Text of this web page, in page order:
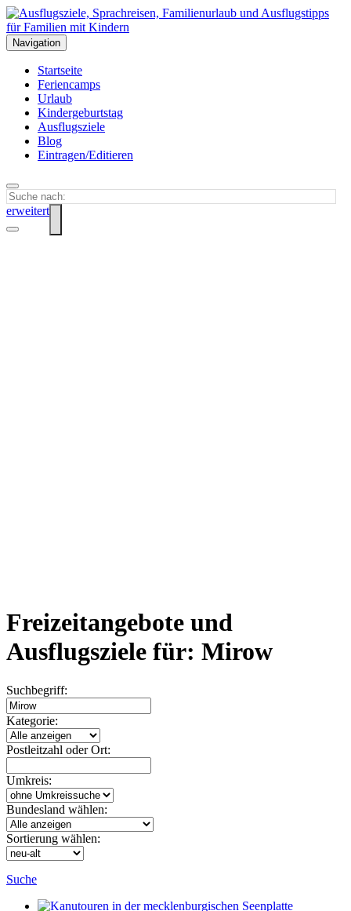
Navigation
Startseite
Feriencamps
Urlaub
Kindergeburtstag
Ausflugsziele
Blog
Eintragen/Editieren
erweitert
Freizeitangebote und
Ausflugsziele für: Mirow
Suchbegriff:
Kategorie:
Postleitzahl oder Ort:
Umkreis:
Bundesland wählen:
Sortierung wählen:
Suche